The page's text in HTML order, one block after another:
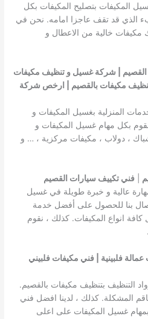
المكيفات بتصليح المكيفات بكل
الذي قد تقف عاجزا امامه. نحن في
خالية من الاعطال و
| شركة غسيل و تنظيف مكيفات
مكيفات بالقصيم | ارخص شركة
المنزلية بغسيل المكيفات و
نقوم بكل مهام غسيل المكيفات و
، دولاب ، مكيفات مركزية ، … و
|فني تكييف سيارات القصيم
عالية و خبرة طويلة في غسيل
بنا للحصول على أفضل خدمة
انواع المكيفات. كذلك ، نقوم
فلبينية | فني مكيفات فلبيني
التنظيف بتنظيف مكيفات بالقصيم.
المشكلة. كذلك ، لدينا افضل فني
غسيل المكيفات على اعلى